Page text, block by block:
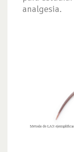
analgesia.